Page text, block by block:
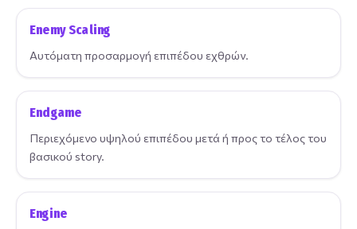
Enemy Scaling
Αυτόματη προσαρμογή επιπέδου εχθρών.
Endgame
Περιεχόμενο υψηλού επιπέδου μετά ή προς το τέλος του
βασικού story.
Engine